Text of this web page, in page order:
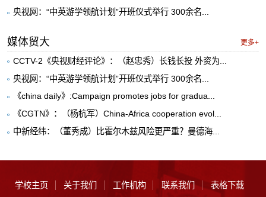
央视网：“中英游学领航计划”开班仪式举行 300余名...
媒体贸大 更多+
CCTV-2《央视财经评论》：（赵忠秀）长钱长投 外资为...
央视网：“中英游学领航计划”开班仪式举行 300余名...
《china daily》:Campaign promotes jobs for gradua...
《CGTN》：（杨杭军）China-Africa cooperation evol...
中新经纬：（董秀成）比霍尔木兹风险更严重？曼德海...
学校主页 关于我们 工作机构 联系我们 表格下载